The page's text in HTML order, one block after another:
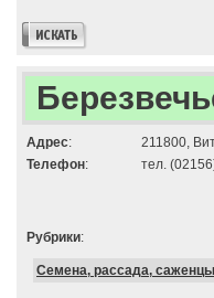
Адрес:
211800,
Телефон: тел.
Рубрики:
Семена, рассада, саженцы